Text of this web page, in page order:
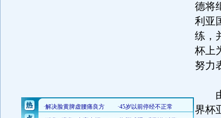
德将
利亚
练，
杯上
努力
由
界杯